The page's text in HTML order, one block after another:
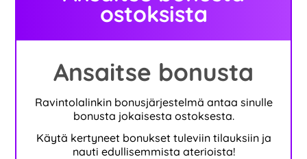
ostoksista
Ansaitse bonusta
Ravintolalinkin bonusjärjestelmä antaa sinulle
bonusta jokaisesta ostoksesta.
Käytä kertyneet bonukset tuleviin tilauksiin ja
nauti edullisemmista aterioista!